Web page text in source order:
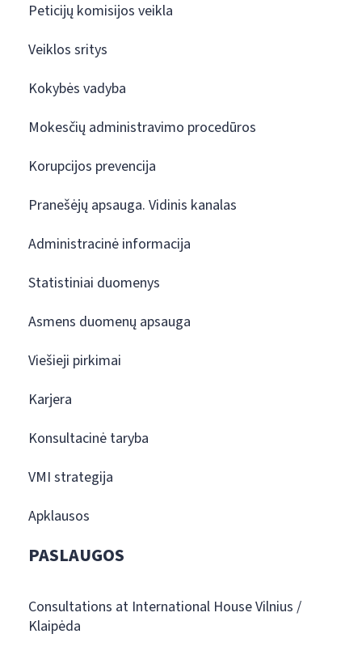
Peticijų komisijos veikla
Veiklos sritys
Kokybės vadyba
Mokesčių administravimo procedūros
Korupcijos prevencija
Pranešėjų apsauga. Vidinis kanalas
Administracinė informacija
Statistiniai duomenys
Asmens duomenų apsauga
Viešieji pirkimai
Karjera
Konsultacinė taryba
VMI strategija
Apklausos
PASLAUGOS
Consultations at International House Vilnius /
Klaipėda